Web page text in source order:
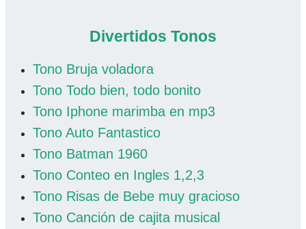
Divertidos Tonos
Tono Bruja voladora
Tono Todo bien, todo bonito
Tono Iphone marimba en mp3
Tono Auto Fantastico
Tono Batman 1960
Tono Conteo en Ingles 1,2,3
Tono Risas de Bebe muy gracioso
Tono Canción de cajita musical